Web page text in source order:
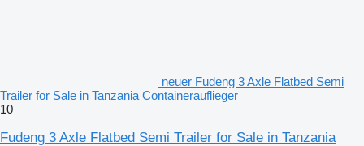
neuer Fudeng 3 Axle Flatbed Semi
Trailer for Sale in Tanzania Containerauflieger
10
Fudeng 3 Axle Flatbed Semi Trailer for Sale in Tanzania